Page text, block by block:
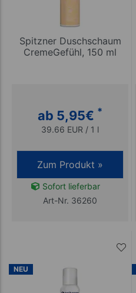
Spitzner Duschschaum
CremeGefühl, 150 ml
ab 5,95€ *
39.66 EUR / 1 l
Zum Produkt »
Sofort lieferbar
Art-Nr. 36260
NEU